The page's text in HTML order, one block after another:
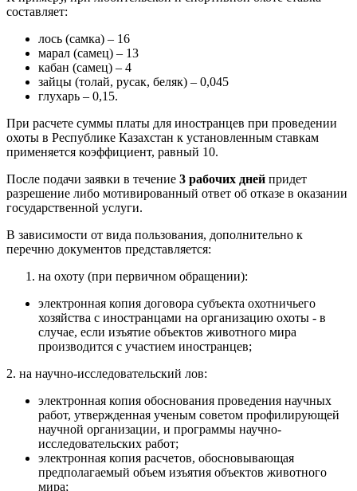
составляет:
лось (самка) – 16
марал (самец) – 13
кабан (самец) – 4
зайцы (толай, русак, беляк) – 0,045
глухарь – 0,15.
При расчете суммы платы для иностранцев при проведении
охоты в Республике Казахстан к установленным ставкам
применяется коэффициент, равный 10.
После подачи заявки в течение 3 рабочих дней придет
разрешение либо мотивированный ответ об отказе в оказании
государственной услуги.
В зависимости от вида пользования, дополнительно к
перечню документов представляется:
на охоту (при первичном обращении):
электронная копия договора субъекта охотничьего
хозяйства с иностранцами на организацию охоты - в
случае, если изъятие объектов животного мира
производится с участием иностранцев;
2. на научно-исследовательский лов:
электронная копия обоснования проведения научных
работ, утвержденная ученым советом профилирующей
научной организации, и программы научно-
исследовательских работ;
электронная копия расчетов, обосновывающая
предполагаемый объем изъятия объектов животного
мира;